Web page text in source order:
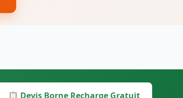
📋 Devis Borne Recharge Gratuit